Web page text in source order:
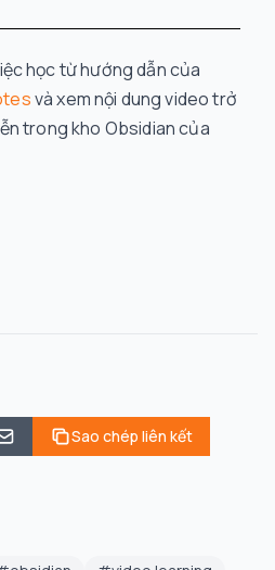
học từ hướng dẫn của
và xem nội dung video trở
trong kho Obsidian của
Sao chép liên kết